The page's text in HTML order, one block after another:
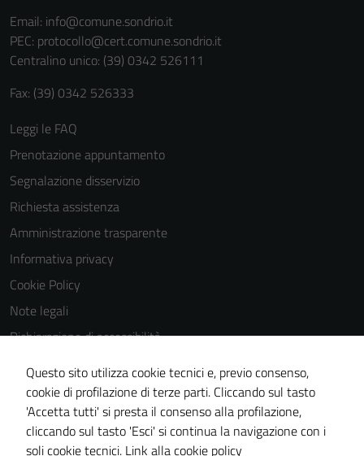
Email: info@comune.sondrio.it
PEC: protocollo@cert.comune.sondrio.it
Centralino unico: (39) 0342 526111
Fax: (39) 0342 526333
Leggi le FAQ
Prenotazione appuntamento
Segnalazione disservizio
Richiesta assistenza
Amministrazione trasparente
Informativa privacy
Cookie Policy
Note legali
Dichiarazione di accessibilità
Dichiarazione di accessibilità Servizi
Whistleblowing
Piano di miglioramento del sito
Area riservata
Questo sito utilizza cookie tecnici e, previo consenso,
cookie di profilazione di terze parti. Cliccando sul tasto
'Accetta tutti' si presta il consenso alla profilazione,
cliccando sul tasto 'Esci' si continua la navigazione con i
soli cookie tecnici. Link alla cookie policy